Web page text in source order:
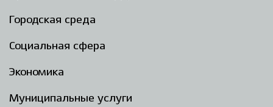
Городская среда
Социальная сфера
Экономика
Муниципальные услуги